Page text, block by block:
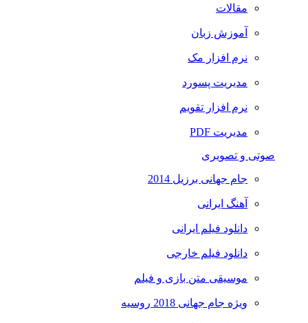
مقالات
آموزش زبان
نرم افزار مک
مدیریت پسورد
نرم افزار تقویم
مدیریت PDF
صوتی و تصویری
جام جهانی برزیل 2014
آهنگ ایرانی
دانلود فیلم ایرانی
دانلود فیلم خارجی
موسیقی متن بازی و فیلم
ویژه جام جهانی 2018 روسیه